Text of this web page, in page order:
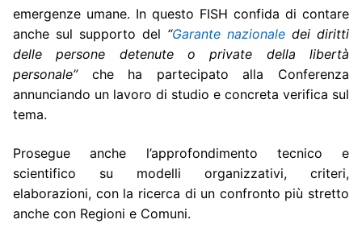
emergenze umane. In questo FISH confida di contare
anche sul supporto del “Garante nazionale dei diritti
delle persone detenute o private della libertà
personale”che ha partecipato alla Conferenza
annunciando un lavoro di studio e concreta verifica sul
tema.
Prosegue anche l’approfondimento tecnico e
scientifico su modelli organizzativi, criteri,
elaborazioni, con la ricerca di un confronto più stretto
anche con Regioni e Comuni.